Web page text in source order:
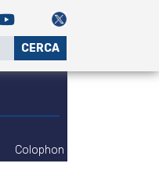
CERCA
Colophon